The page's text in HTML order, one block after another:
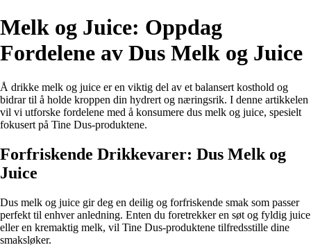
Melk og Juice: Oppdag
Fordelene av Dus Melk og Juice
Å drikke melk og juice er en viktig del av et balansert kosthold og
bidrar til å holde kroppen din hydrert og næringsrik. I denne artikkelen
vil vi utforske fordelene med å konsumere dus melk og juice, spesielt
fokusert på Tine Dus-produktene.
Forfriskende Drikkevarer: Dus Melk og
Juice
Dus melk og juice gir deg en deilig og forfriskende smak som passer
perfekt til enhver anledning. Enten du foretrekker en søt og fyldig juice
eller en kremaktig melk, vil Tine Dus-produktene tilfredsstille dine
smaksløker.